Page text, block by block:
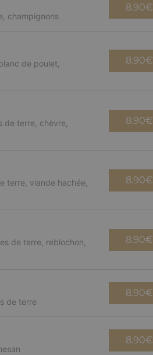
champignons
8.90€
de poulet,
8.90€
de terre, chèvre,
8.90€
terre, viande hachée,
8.90€
de terre, reblochon,
8.90€
de terre
8.90€
8.90€